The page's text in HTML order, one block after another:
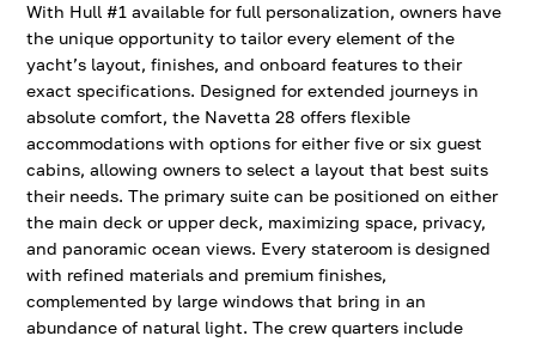
With Hull #1 available for full personalization, owners have
the unique opportunity to tailor every element of the
yacht’s layout, finishes, and onboard features to their
exact specifications. Designed for extended journeys in
absolute comfort, the Navetta 28 offers flexible
accommodations with options for either five or six guest
cabins, allowing owners to select a layout that best suits
their needs. The primary suite can be positioned on either
the main deck or upper deck, maximizing space, privacy,
and panoramic ocean views. Every stateroom is designed
with refined materials and premium finishes,
complemented by large windows that bring in an
abundance of natural light. The crew quarters include